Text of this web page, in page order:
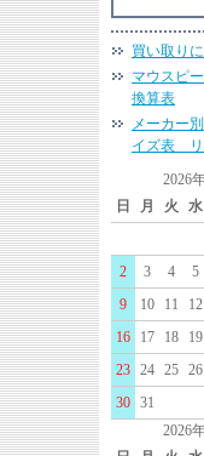
買い取り
マウスピ
換算表
メーカー
イズ表 リ
2026
日
月 火 水
2
3 4 5
9
10 11 12
16
17 18 19
23 24 25 26
30 31
2026